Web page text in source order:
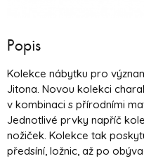
Popis
Kolekce nábytku pro
Jitona. Novou kolekci
v kombinaci s přírodními
Jednotlivé prvky napříč
nožiček. Kolekce tak
předsíní, ložnic, až po